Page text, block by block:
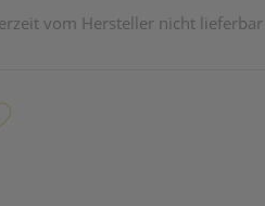
vom Hersteller nicht lieferbar